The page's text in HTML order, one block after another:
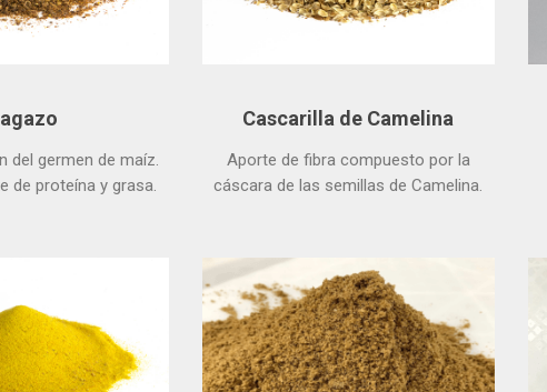
del germen de maíz.
de proteína y grasa.
Cascarilla de Camelina
Aporte de fibra compuesto por la
cáscara de las semillas de Camelina.